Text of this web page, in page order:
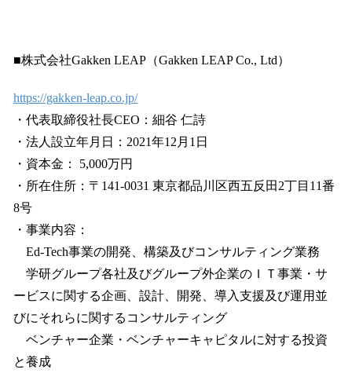
■株式会社Gakken LEAP（Gakken LEAP Co., Ltd）
https://gakken-leap.co.jp/
・代表取締役社長CEO：細谷 仁詩
・法人設立年月日：2021年12月1日
・資本金： 5,000万円
・所在住所：〒141-0031 東京都品川区西五反田2丁目11番
8号
・事業内容：
Ed-Tech事業の開発、構築及びコンサルティング業務
学研グループ各社及びグループ外企業のＩＴ事業・サ
ービスに関する企画、設計、開発、導入支援及び運用並
びにそれらに関するコンサルティング
ベンチャー企業・ベンチャーキャピタルに対する投資
と養成